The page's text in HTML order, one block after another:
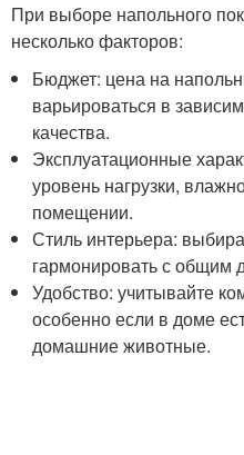
При выборе напольного
несколько факторов:
Бюджет: цена на
варьироваться в
качества.
Эксплуатационные
уровень нагрузки,
помещении.
Стиль интерьера:
гармонировать с общим
Удобство: учитывайте
особенно если в доме
домашние животные.